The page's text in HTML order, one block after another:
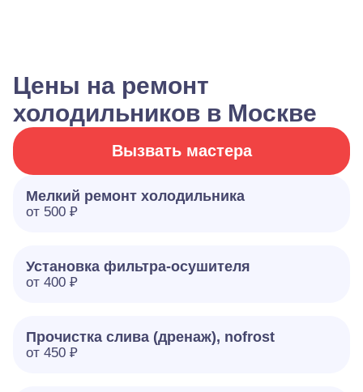
Цены на ремонт
холодильников в Москве
Вызвать мастера
Мелкий ремонт холодильника
от 500 ₽
Установка фильтра-осушителя
от 400 ₽
Прочистка слива (дренаж), nofrost
от 450 ₽